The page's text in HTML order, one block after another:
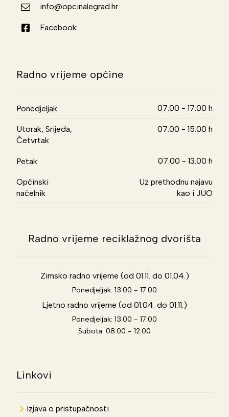
info@opcinalegrad.hr
Facebook
Radno vrijeme općine
Ponedjeljak 07.00 - 17.00 h
Utorak, Srijeda,
Četvrtak
07.00 - 15.00 h
Petak 07.00 - 13.00 h
Općinski
načelnik
Uz prethodnu najavu
kao i JUO
Radno vrijeme reciklažnog dvorišta
Zimsko radno vrijeme (od 01.11. do 01.04.)
Ponedjeljak: 13:00 - 17:00
Ljetno radno vrijeme (od 01.04. do 01.11.)
Ponedjeljak: 13:00 - 17:00
Subota: 08:00 - 12:00
Linkovi
Izjava o pristupačnosti